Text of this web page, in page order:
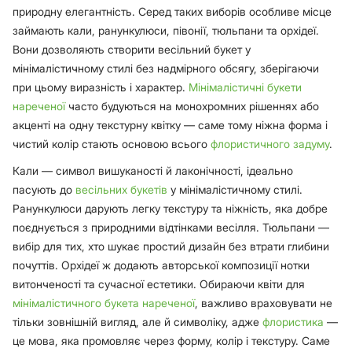
природну елегантність. Серед таких виборів особливе місце
займають кали, ранункулюси, півонії, тюльпани та орхідеї.
Вони дозволяють створити весільний букет у
мінімалістичному стилі без надмірного обсягу, зберігаючи
при цьому виразність і характер. Мінімалістичні букети
нареченоїчасто будуються на монохромних рішеннях або
акценті на одну текстурну квітку — саме тому ніжна форма і
чистий колір стають основою всього флористичного задуму.
Кали — символ вишуканості й лаконічності, ідеально
пасують до весільних букетів у мінімалістичному стилі.
Ранункулюси дарують легку текстуру та ніжність, яка добре
поєднується з природними відтінками весілля. Тюльпани —
вибір для тих, хто шукає простий дизайн без втрати глибини
почуттів. Орхідеї ж додають авторської композиції нотки
витонченості та сучасної естетики. Обираючи квіти для
мінімалістичного букета нареченої, важливо враховувати не
тільки зовнішній вигляд, але й символіку, адже флористика —
це мова, яка промовляє через форму, колір і текстуру. Саме